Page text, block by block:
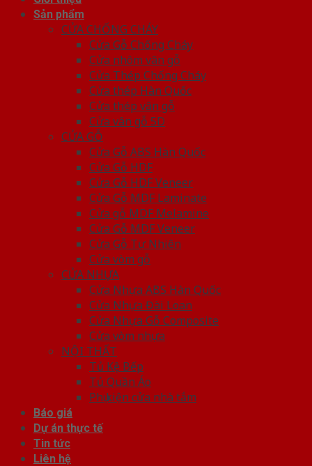
Sản phẩm
CỬA CHỐNG CHÁY
Cửa Gỗ Chống Cháy
Cửa nhôm vân gỗ
Cửa Thép Chống Cháy
Cửa thép Hàn Quốc
Cửa thép vân gỗ
Cửa vân gỗ 5D
CỬA GỖ
Cửa Gỗ ABS Hàn Quốc
Cửa Gỗ HDF
Cửa Gỗ HDF Veneer
Cửa Gỗ MDF Laminate
Cửa gỗ MDF Melamine
Cửa Gỗ MDF Veneer
Cửa Gỗ Tự Nhiên
Cửa vòm gỗ
CỬA NHỰA
Cửa Nhựa ABS Hàn Quốc
Cửa Nhựa Đài Loan
Cửa Nhựa Gỗ Composite
Cửa vòm nhựa
NỘI THẤT
Tủ Kệ Bếp
Tủ Quần Áo
Phụ kiện cửa nhà tắm
Báo giá
Dự án thực tế
Tin tức
Liên hệ